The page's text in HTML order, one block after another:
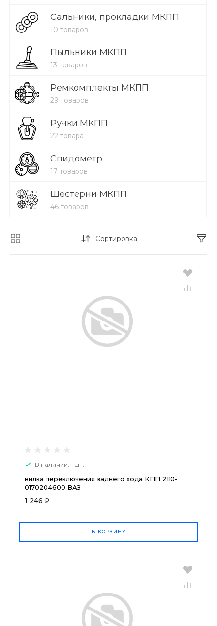
Сальники, прокладки МКПП
10 товаров
Пыльники МКПП
13 товаров
Ремкомплекты МКПП
29 товаров
Ручки МКПП
22 товара
Спидометр
17 товаров
Шестерни МКПП
46 товаров
Сортировка
В наличии: 1 шт.
вилка переключения заднего хода КПП 2110-
0170204600 ВАЗ
1 246 ₽
В КОРЗИНУ